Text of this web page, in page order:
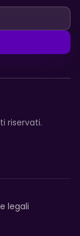
riservati.
legali